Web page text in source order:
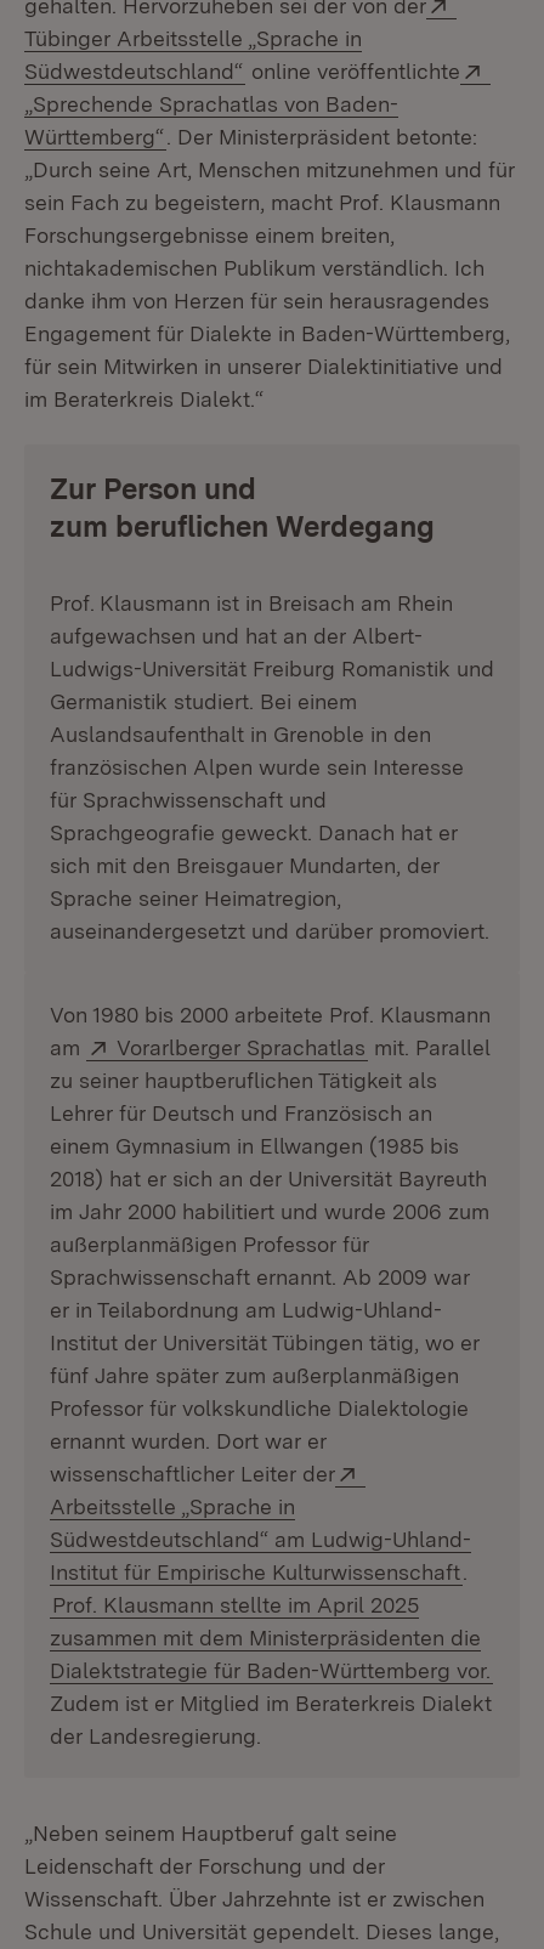
gehalten. Hervorzuheben sei der von der
Tübinger Arbeitsstelle „Sprache in
Südwestdeutschland“ (Öffnet in neuem Fenster)
online veröffentlichte
„Sprechende Sprachatlas von Baden-
Württemberg“ (Öffnet in neuem Fenster)
. Der Ministerpräsident betonte:
„Durch seine Art, Menschen mitzunehmen und für
sein Fach zu begeistern, macht Prof. Klausmann
Forschungsergebnisse einem breiten,
nichtakademischen Publikum verständlich. Ich
danke ihm von Herzen für sein herausragendes
Engagement für Dialekte in Baden-Württemberg,
für sein Mitwirken in unserer Dialektinitiative und
im Beraterkreis Dialekt.“
Zur Person und
zum beruflichen Werdegang
Prof. Klausmann ist in Breisach am Rhein
aufgewachsen und hat an der Albert-
Ludwigs-Universität Freiburg Romanistik und
Germanistik studiert. Bei einem
Auslandsaufenthalt in Grenoble in den
französischen Alpen wurde sein Interesse
für Sprachwissenschaft und
Sprachgeografie geweckt. Danach hat er
sich mit den Breisgauer Mundarten, der
Sprache seiner Heimatregion,
auseinandergesetzt und darüber promoviert.
Von 1980 bis 2000 arbeitete Prof. Klausmann
am
Extern:
Vorarlberger Sprachatlas (Öffnet in neuem
mit. Parallel
zu seiner hauptberuflichen Tätigkeit als
Lehrer für Deutsch und Französisch an
einem Gymnasium in Ellwangen (1985 bis
2018) hat er sich an der Universität Bayreuth
im Jahr 2000 habilitiert und wurde 2006 zum
außerplanmäßigen Professor für
Sprachwissenschaft ernannt. Ab 2009 war
er in Teilabordnung am Ludwig-Uhland-
Institut der Universität Tübingen tätig, wo er
fünf Jahre später zum außerplanmäßigen
Professor für volkskundliche Dialektologie
ernannt wurden. Dort war er
wissenschaftlicher Leiter der
Arbeitsstelle „Sprache in
Südwestdeutschland“ am Ludwig-Uhland-
Institut für Empirische Kulturwissenschaft
Prof. Klausmann stellte im April 2025
zusammen mit dem Ministerpräsidenten die
Dialektstrategie für Baden-Württemberg vor.
Zudem ist er Mitglied im Beraterkreis Dialekt
der Landesregierung.
„Neben seinem Hauptberuf galt seine
Leidenschaft der Forschung und der
Wissenschaft. Über Jahrzehnte ist er zwischen
Schule und Universität gependelt. Dieses lange,